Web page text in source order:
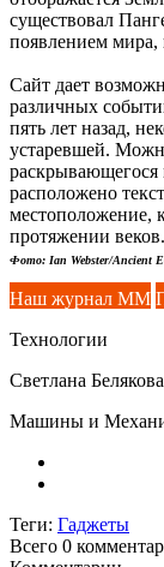
существовал
появлением мира,
Сайт дает
различных
пять лет назад,
устаревшей.
раскрывающегося
расположено
местоположение,
протяжении веков.
Фото: Ian Webster/Ancient
Наш журнал ММ
Технологии
Светлана Белякова
Машины и
Теги: Гаджеты
Всего 0